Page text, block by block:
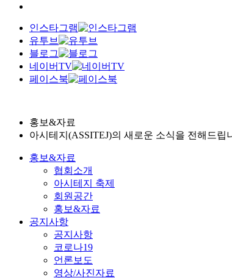
인스타그램
유투브
블로그
네이버TV
페이스북
홍보&자료
아시테지(ASSITEJ)의 새로운 소식을 전해드립
홍보&자료
협회소개
아시테지 축제
회원공간
홍보&자료
공지사항
공지사항
코로나19
언론보도
영상/사진자료